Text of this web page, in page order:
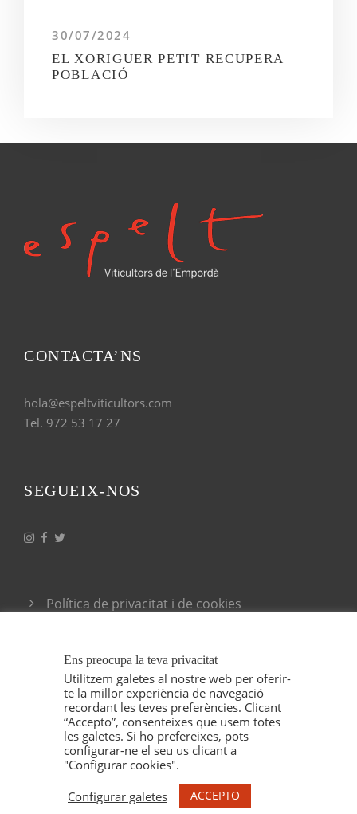
30/07/2024
EL XORIGUER PETIT RECUPERA
POBLACIÓ
CONTACTA’NS
hola@espeltviticultors.com
Tel. 972 53 17 27
SEGUEIX-NOS
Política de privacitat i de cookies
COPYRIGHT 2021 ESPELT VITICULTORS, TOTS
ELS DRETS RESERVAT. IL·LUSTRACIONS MARU
Ens preocupa la teva privacitat
Utilitzem galetes al nostre web per oferir-
te la millor experiència de navegació
recordant les teves preferències. Clicant
“Accepto”, consenteixes que usem totes
les galetes. Si ho prefereixes, pots
configurar-ne el seu us clicant a
"Configurar cookies".
Configurar galetes
ACCEPTO